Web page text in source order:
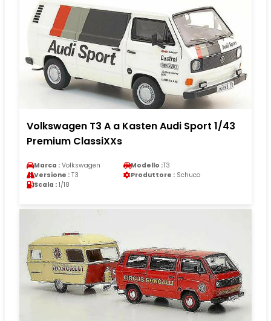
Volkswagen T3 A a Kasten Audi Sport 1/43
Premium ClassiXXs
Marca : Volkswagen Modello :T3
Versione : T3 Produttore : Schuco
Scala : 1/18